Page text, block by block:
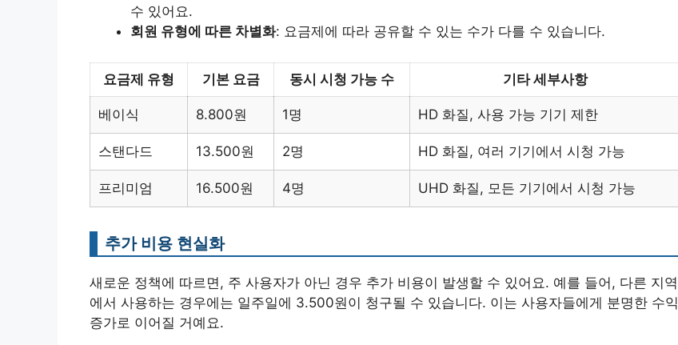
수 있어요.
회원 유형에 따른 차별화: 요금제에 따라 공유할 수 있는 수가 다를 수 있습니다.
요금제 유형 기본 요금 동시 시청 가능 수 기타 세부사항
베이식 8.800원 1명 HD 화질, 사용 가능 기기 제한
스탠다드 13.500원 2명 HD 화질, 여러 기기에서 시청 가능
프리미엄 16.500원 4명 UHD 화질, 모든 기기에서 시청 가능
추가 비용 현실화
새로운 정책에 따르면, 주 사용자가 아닌 경우 추가 비용이 발생할 수 있어요. 예를 들어, 다른 지역
에서 사용하는 경우에는 일주일에 3.500원이 청구될 수 있습니다. 이는 사용자들에게 분명한 수익
증가로 이어질 거예요.